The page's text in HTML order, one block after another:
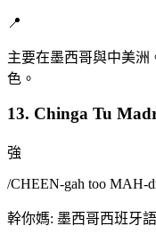
📍
主要在墨西哥與中美洲
色。
13. Chinga Tu
強
/CHEEN-gah too MAH-
幹你媽: 墨西哥西班牙